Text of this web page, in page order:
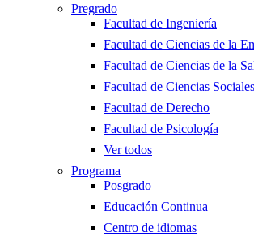
Pregrado
Facultad de Ingeniería
Facultad de Ciencias de la
Facultad de Ciencias de la
Facultad de Ciencias Sociales
Facultad de Derecho
Facultad de Psicología
Ver todos
Programa
Posgrado
Educación Continua
Centro de idiomas